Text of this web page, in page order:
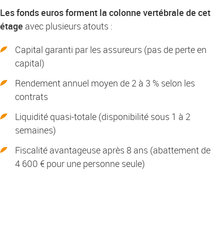
Les fonds euros forment la colonne vertébrale de cet
étage avec plusieurs atouts :
Capital garanti par les assureurs (pas de perte en
capital)
Rendement annuel moyen de 2 à 3 % selon les
contrats
Liquidité quasi-totale (disponibilité sous 1 à 2
semaines)
Fiscalité avantageuse après 8 ans (abattement de
4 600 € pour une personne seule)